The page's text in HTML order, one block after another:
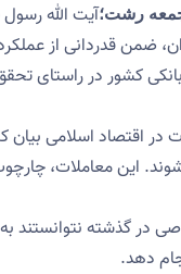
جمعه رشت؛آیت الله رسول
ضمن قدردانی از
کشور در راستای
در اقتصاد اسلامی بیان
این معاملات،
گذشته نتوانستند به
دهد.